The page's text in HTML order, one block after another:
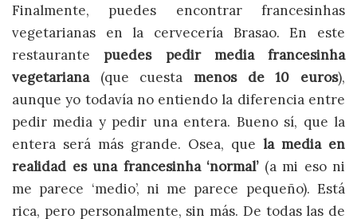
Finalmente, puedes encontrar francesinhas
vegetarianas en la cervecería Brasao. En este
restaurante puedes pedir media francesinha
vegetariana(que cuesta menos de 10 euros),
aunque yo todavía no entiendo la diferencia entre
pedir media y pedir una entera. Bueno sí, que la
entera será más grande. Osea, que la media en
realidad es una francesinha ‘normal’(a mi eso ni
me parece ‘medio’, ni me parece pequeño). Está
rica, pero personalmente, sin más. De todas las de